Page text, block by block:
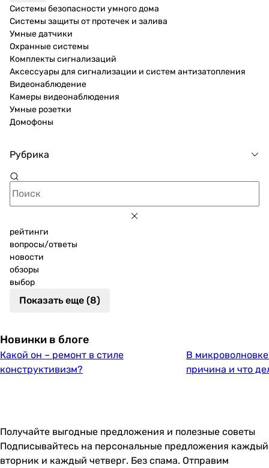
Системы безопасности умного дома
Системы защиты от протечек и залива
Умные датчики
Охранные системы
Комплекты сигнализаций
Аксессуары для сигнализации и систем антизатопления
Видеонаблюдение
Камеры видеонаблюдения
Умные розетки
Домофоны
Рубрика
рейтинги
вопросы/ответы
новости
обзоры
выбор
Показать еще (8)
Новинки в блоге
Какой он – ремонт в стиле
конструктивизм?
В
причина и что
Получайте выгодные предложения и полезные советы
Подписывайтесь на персональные предложения каждый
вторник и каждый четверг. Без спама. Отправим